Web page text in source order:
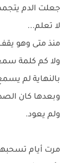
جعلت الدم
لا تعلم...
منذ متى وهو يقف
ولا كم كلمة
بالنهاية لم
وبعدها كان
ولم يعود.
مرت أيام